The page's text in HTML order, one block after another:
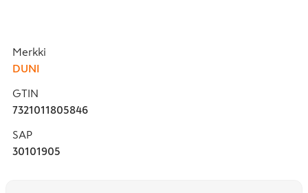
Merkki
DUNI
GTIN
7321011805846
SAP
30101905